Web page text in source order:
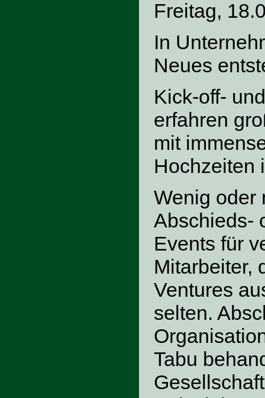
Freitag,
In
Neues
Kick-off-
erfahren
mit
Hochzeiten
Wenig oder
Abschieds-
Events für
Mitarbeiter,
Ventures
selten.
Tabu